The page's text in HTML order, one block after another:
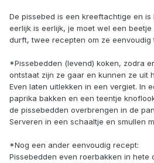
De pissebed is een kreeftachtige en is
eerlijk is eerlijk, je moet wel een
durft, twee recepten om ze eenvoudig
*Pissebedden (levend) koken, zodra
ontstaat zijn ze gaar en kunnen ze uit
Even laten uitlekken in een vergiet. In
paprika bakken en een teentje
de pissebedden overbrengen in de
Serveren in een schaaltje en smullen
*Nog een ander eenvoudig recept:
Pissebedden even roerbakken in hete